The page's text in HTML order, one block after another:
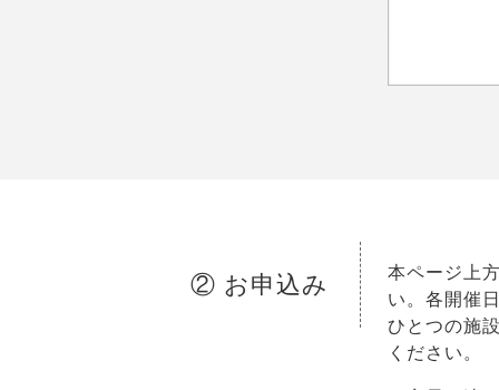
② お申込み
本ページ上
い。各開催
ひとつの施
ください。